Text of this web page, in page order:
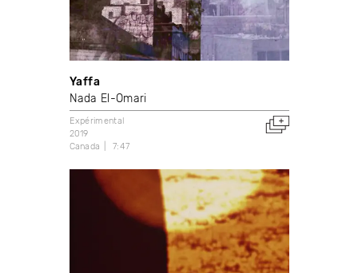
Yaffa
Nada El-Omari
Expérimental
2019
Canada
7:47